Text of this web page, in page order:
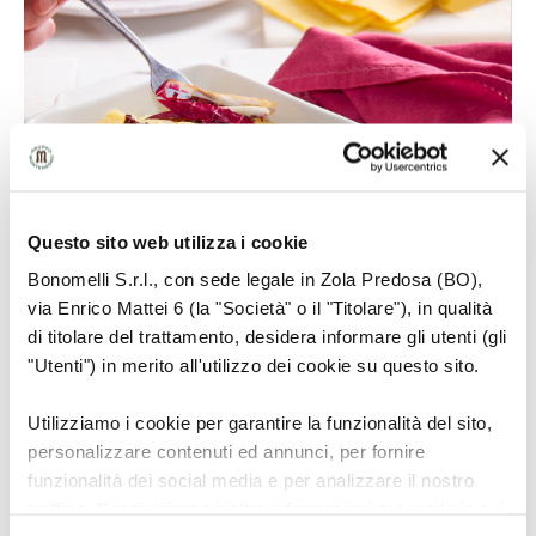
Questo sito web utilizza i cookie
Bonomelli S.r.l., con sede legale in Zola Predosa (BO),
via Enrico Mattei 6 (la "Società" o il "Titolare"), in qualità
di titolare del trattamento, desidera informare gli utenti (gli
"Utenti") in merito all'utilizzo dei cookie su questo sito.
Utilizziamo i cookie per garantire la funzionalità del sito,
personalizzare contenuti ed annunci, per fornire
funzionalità dei social media e per analizzare il nostro
6
Chiudete con la polenta, qualche fiocchetto di
taleggio e listarelle di radicchio. Spolverate con il